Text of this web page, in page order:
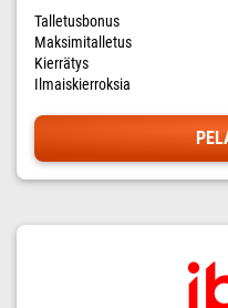
Talletusbonus
Maksimitalletus
Kierrätys
Ilmaiskierroksia